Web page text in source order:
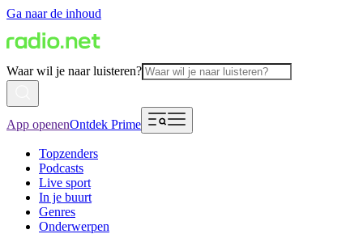
Ga naar de inhoud
Waar wil je naar luisteren?
App openenOntdek Prime
Topzenders
Podcasts
Live sport
In je buurt
Genres
Onderwerpen